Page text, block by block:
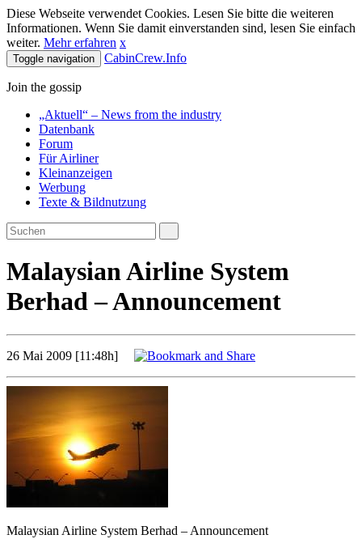
Diese Webseite verwendet Cookies. Lesen Sie bitte die weiteren
Informationen. Wenn Sie damit einverstanden sind, lesen Sie einfach
weiter. Mehr erfahren x
Toggle navigation CabinCrew.Info
Join the gossip
„Aktuell“ – News from the industry
Datenbank
Forum
Für Airliner
Kleinanzeigen
Werbung
Texte & Bildnutzung
Malaysian Airline System
Berhad – Announcement
26 Mai 2009 [11:48h]
Malaysian Airline System Berhad – Announcement